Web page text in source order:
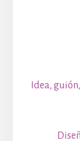
Idea,